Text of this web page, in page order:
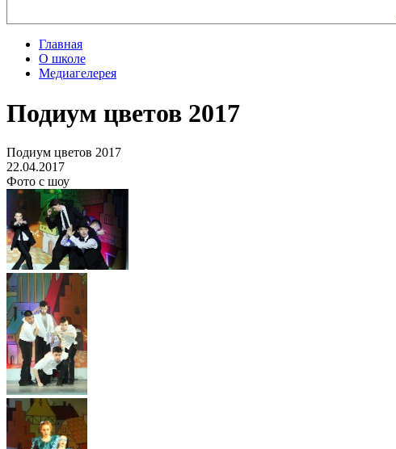
Главная
О школе
Медиагелерея
Подиум цветов 2017
Подиум цветов 2017
22.04.2017
Фото с шоу